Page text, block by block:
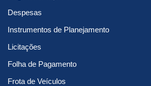
Despesas
Instrumentos de Planejamento
Licitações
Folha de Pagamento
Frota de Veículos